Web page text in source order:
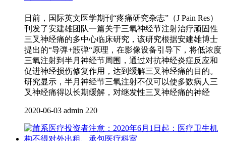
日前，国际英文医学期刊“疼痛研究杂志”（J Pain Res）
刊发了安建雄团队一篇关于三氧神经节注射治疗顽固性
三叉神经痛的多中心临床研究，该研究根据安建雄博士
提出的“导弹+䉈弹“原理，在影像设备引导下，将低浓度
三氧注射到半月神经节周围，通过对抗神经炎症反应和
促进神经损伤修复作用，达到缓解三叉神经痛的目的。
研究显示，半月神经节三氧注射不仅可以使多数病人三
叉神经痛得以长期缓解，对继发性三叉神经痛的神经
2020-06-03 admin 220